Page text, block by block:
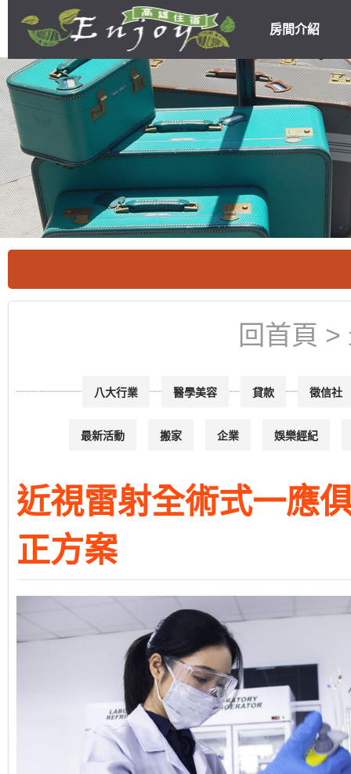
房間介紹
高雄民宿住宿
優惠
回首頁 >
徵信社
貸款
醫學美容
八大行業
娛樂經紀
企業
搬家
最新活動
近視雷射全術式一應
正方案